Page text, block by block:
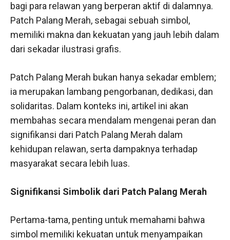
bagi para relawan yang berperan aktif di dalamnya.
Patch Palang Merah, sebagai sebuah simbol,
memiliki makna dan kekuatan yang jauh lebih dalam
dari sekadar ilustrasi grafis.
Patch Palang Merah bukan hanya sekadar emblem;
ia merupakan lambang pengorbanan, dedikasi, dan
solidaritas. Dalam konteks ini, artikel ini akan
membahas secara mendalam mengenai peran dan
signifikansi dari Patch Palang Merah dalam
kehidupan relawan, serta dampaknya terhadap
masyarakat secara lebih luas.
Signifikansi Simbolik dari Patch Palang Merah
Pertama-tama, penting untuk memahami bahwa
simbol memiliki kekuatan untuk menyampaikan